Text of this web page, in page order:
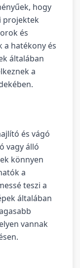
hogy
projektek
és
a hatékony és
általában
a
és vágó
vagy álló
könnyen
a
teszi a
általában
vannak